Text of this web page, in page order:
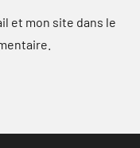
et mon site dans le